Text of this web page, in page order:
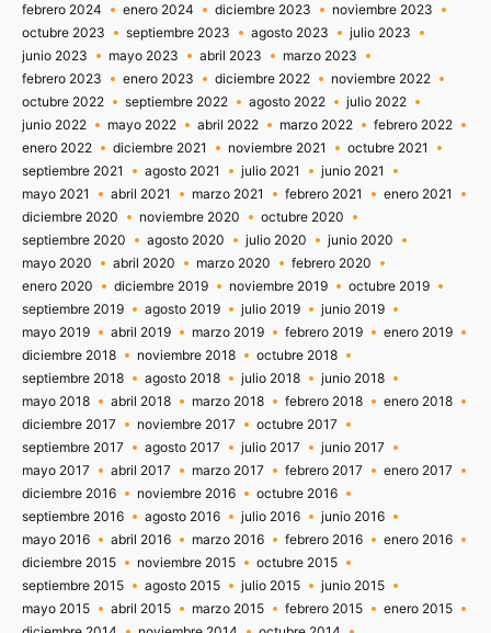
febrero 2024
enero 2024 diciembre 2023
noviembre 2023
octubre 2023
septiembre 2023 agosto 2023
julio 2023
junio 2023
mayo 2023 abril 2023
marzo 2023
febrero 2023
enero 2023 diciembre 2022
noviembre 2022
octubre 2022
septiembre 2022 agosto 2022
julio 2022
junio 2022
mayo 2022 abril 2022 marzo 2022
febrero 2022
enero 2022
diciembre 2021 noviembre 2021
octubre 2021
septiembre 2021
agosto 2021 julio 2021
junio 2021
mayo 2021
abril 2021 marzo 2021 febrero 2021
enero 2021
diciembre 2020
noviembre 2020
octubre 2020
septiembre 2020
agosto 2020 julio 2020
junio 2020
mayo 2020
abril 2020 marzo 2020
febrero 2020
enero 2020
diciembre 2019 noviembre 2019
octubre 2019
septiembre 2019
agosto 2019 julio 2019
junio 2019
mayo 2019
abril 2019 marzo 2019 febrero 2019
enero 2019
diciembre 2018
noviembre 2018
octubre 2018
septiembre 2018
agosto 2018 julio 2018
junio 2018
mayo 2018
abril 2018 marzo 2018 febrero 2018
enero 2018
diciembre 2017
noviembre 2017
octubre 2017
septiembre 2017
agosto 2017 julio 2017
junio 2017
mayo 2017
abril 2017 marzo 2017 febrero 2017
enero 2017
diciembre 2016
noviembre 2016
octubre 2016
septiembre 2016
agosto 2016 julio 2016
junio 2016
mayo 2016
abril 2016 marzo 2016 febrero 2016
enero 2016
diciembre 2015
noviembre 2015
octubre 2015
septiembre 2015
agosto 2015 julio 2015
junio 2015
mayo 2015
abril 2015 marzo 2015 febrero 2015
enero 2015